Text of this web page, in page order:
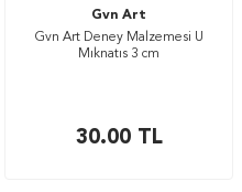
Gvn Art
Gvn Art Deney Malzemesi U
Mıknatıs 3 cm
30.00TL